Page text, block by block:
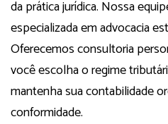
da prática jurídica. Nossa
especializada em advocacia
Oferecemos consultoria
você escolha o regime
mantenha sua contabilidade
conformidade.